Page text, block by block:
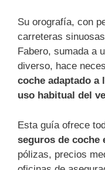
Su orografía, con
carreteras
Fabero, sumada a
diverso, hace
coche adaptado a
uso habitual del
Esta guía ofrece
seguros de coche
pólizas, precios